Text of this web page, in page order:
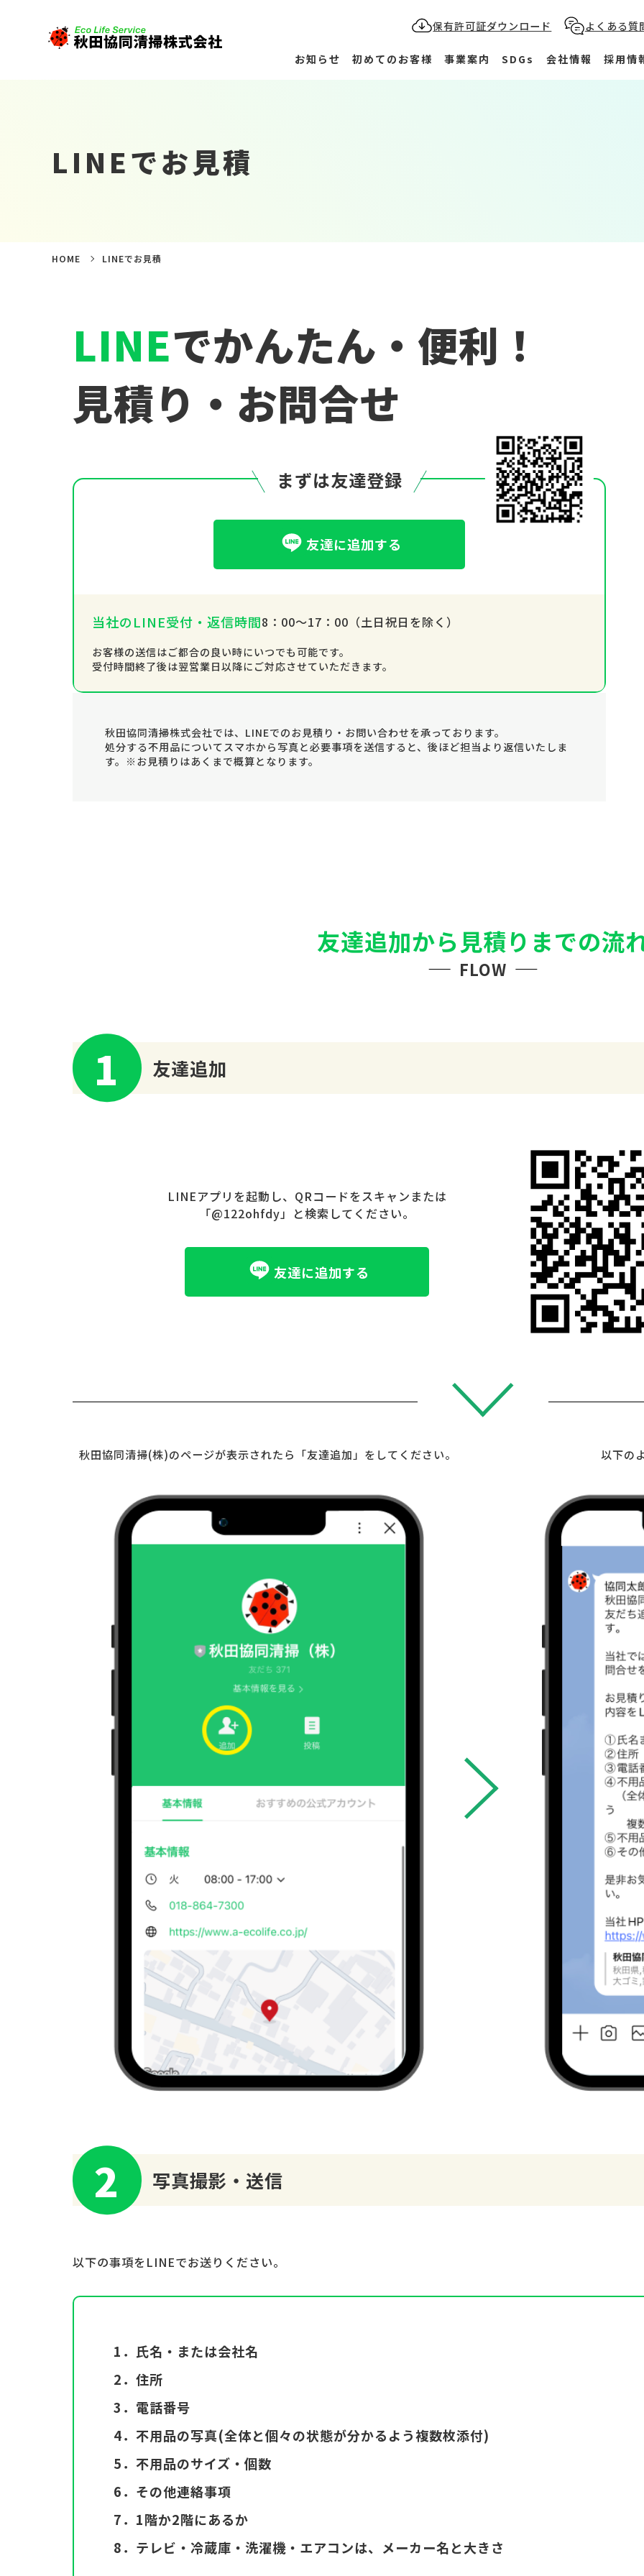
保有許可証ダウンロード よくある質
お知らせ 初めてのお客様 事業案内 SDGs 会社情報 採用情
LINEでお見積
HOME LINEでお見積
LINEでかんたん・便利！
見積り・お問合せ
まずは友達登録
友達に追加する
当社のLINE受付・返信時間8：00～17：00（土日祝日を除く）
お客様の送信はご都合の良い時にいつでも可能です。
受付時間終了後は翌営業日以降にご対応させていただきます。
秋田協同清掃株式会社では、LINEでのお見積り・お問い合わせを承っております。
処分する不用品についてスマホから写真と必要事項を送信すると、後ほど担当より返信いたしま
す。※お見積りはあくまで概算となります。
友達追加から見積りまでの流
FLOW
1 友達追加
LINEアプリを起動し、QRコードをスキャンまたは
「@122ohfdy」と検索してください。
友達に追加する
秋田協同清掃(株)のページが表示されたら 「友達追加」をしてください。 以下の
2 写真撮影・送信
以下の事項をLINEでお送りください。
1．氏名・または会社名
2．住所
3．電話番号
4．不用品の写真(全体と個々の状態が分かるよう複数枚添付)
5．不用品のサイズ・個数
6．その他連絡事項
7．1階か2階にあるか
8．テレビ・冷蔵庫・洗濯機・エアコンは、メーカー名と大きさ